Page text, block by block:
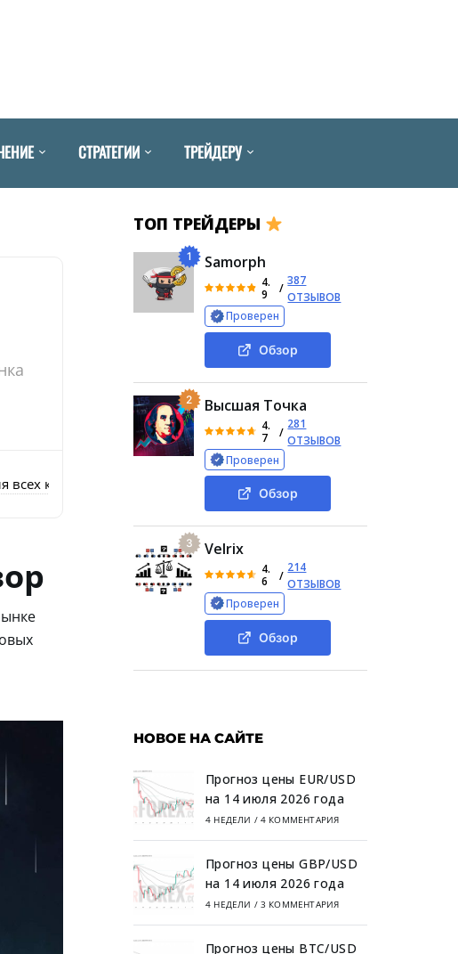
СТРАТЕГИИ ТРЕЙДЕРУ
всех курс Trader Pattern: отзывы о курсе реальных пользователей
ТОП ТРЕЙДЕРЫ
1 Samorph
4.
9
/
387
ОТЗЫВОВ
Проверен
Обзор
2 Высшая Точка
4.
7
/
281
ОТЗЫВОВ
Проверен
Обзор
3 Velrix
4.
6
/
214
ОТЗЫВОВ
Проверен
Обзор
НОВОЕ НА САЙТЕ
Прогноз цены EUR/USD
на 14 июля 2026 года
4 НЕДЕЛИ / 4 КОММЕНТАРИЯ
Прогноз цены GBP/USD
на 14 июля 2026 года
4 НЕДЕЛИ / 3 КОММЕНТАРИЯ
Прогноз цены BTC/USD